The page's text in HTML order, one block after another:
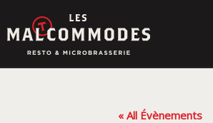
to
content
« All Évènements